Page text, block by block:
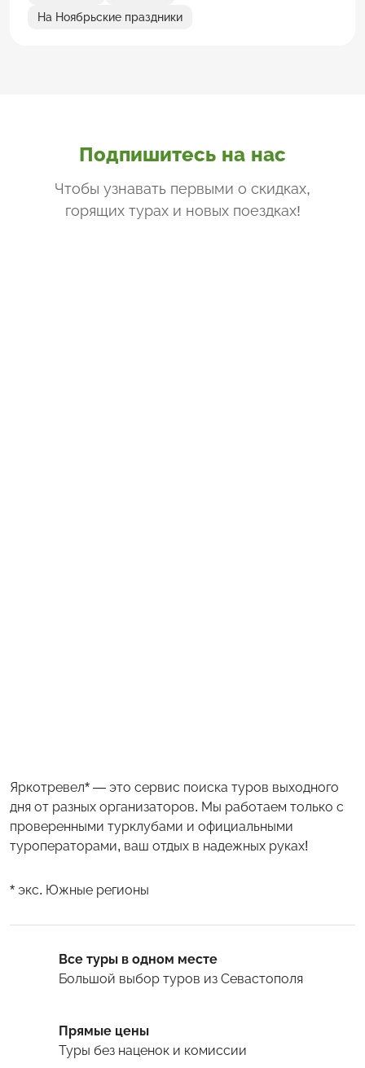
На Ноябрьские праздники
Подпишитесь на нас
Чтобы узнавать первыми о скидках,
горящих турах и новых поездках!
Яркотревел* — это сервис поиска туров выходного
дня от разных организаторов. Мы работаем только с
проверенными турклубами и официальными
туроператорами, ваш отдых в надежных руках!
* экс. Южные регионы
Все туры в одном месте
Большой выбор туров из Севастополя
Прямые цены
Туры без наценок и комиссии